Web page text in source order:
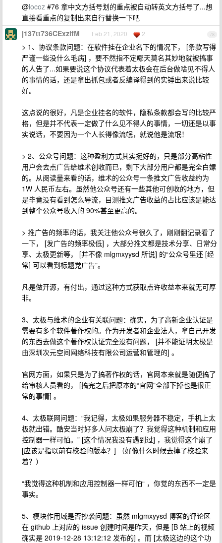
@locoz #76 拿中文方括号划的重点被自动转英文方括号了...想
直接看重点的复制出来自行替换一下吧
78
j137tt736CExzlfM Feb 21, 2020 2
> 1、协议条款问题：在软件挂在企业名下的情况下， [条款写得
严谨一些没什么毛病] ，要不然指不定哪天莫名其妙地就被搞事
的人告了...如果要说这个协议代表着太极会在后台做啥见不得人
的事情的话，还是拿出抓包或者反编译得到的实锤出来说比较
好。
这点说的很好，凡是企业挂名的软件，隐私条款都会写的比较严
格，但是并不代表一定做了什么见不得人的事情，一切还是以事
实说话，不要因为一个人长得像流氓，就说他是流氓！
> 2、公众号问题：这种盈利方式其实挺好的，只是部分高粘性
用户会去点广告给维术创收而已，剩下大部分用户都是完全白嫖
的。从阅读量来看的话，维术的公众号一条推文广告收益约为
1W 人民币左右。虽然他公众号还有一些其他可创收的地方，但
是毕竟没有看到怎么导流，目测推文广告收益的占比应该是能达
到整个公众号收入的 90%甚至更高的。
> 推广告的频率的话，我关注他公众号很久了，刚刚翻记录看了
一下， [发广告的频率极低] ，大部分推文都是技术分享、日常分
享、太极更新等， [并不像 mlgmxyysd 所说] 的“公众号里还 [经
常] 可以看到标题党广告”。
凡是做开源，有付出，通过这种方式获取点许收益本来就无可厚
非。
3、太极与维术的企业有关联问题：确实，为了高新企业认证是
需要有多个软件著作权的。作为开发者和企业法人，拿自己开发
的东西去做这个著作权认证完全没有问题， [并不能证明太极是
由深圳次元空间网络科技有限公司运营和管理的] 。
官网方面，如果只是为了搞著作权的话，官网本来就是随便搞了
给审核人员看的， [搞完之后把原本的“官网”全部下掉也是很正
常的事情] 。
4、太极联网问题：“我记得，太极如果服务器不稳定，手机上太
极就出错。酷安当时好多人问太极崩了？我觉得这种机制和应用
控制器一样可怕。” [这个情况我没有遇到过] ，我觉得这个崩了
[应该是指以前有校验的版本？] （好像什么时候去掉了校验来
着？）
“我觉得这种机制和应用控制器一样可怕“ ，你觉的东西不一定是
事实。
5、模块作用域是否抄袭问题：虽然 mlgmxyysd 博客的评论区
在 github 上对应的 issue 创建时间是昨天，但是 [B 站上的视频
确实是 2019-12-28 13:12:12 发布的] 。而 [太极这边的这个功